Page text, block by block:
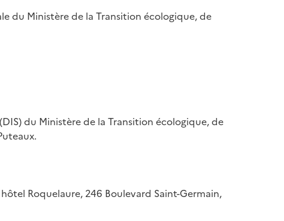
du Ministère de la Transition écologique, de
du Ministère de la Transition écologique, de
Roquelaure, 246 Boulevard Saint-Germain,